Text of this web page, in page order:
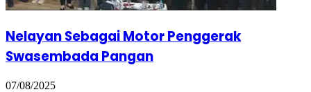
Nelayan Sebagai Motor Penggerak
Swasembada Pangan
07/08/2025